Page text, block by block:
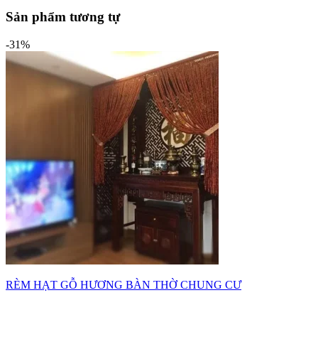
Sản phẩm tương tự
-31%
RÈM HẠT GỖ HƯƠNG BÀN THỜ CHUNG CƯ